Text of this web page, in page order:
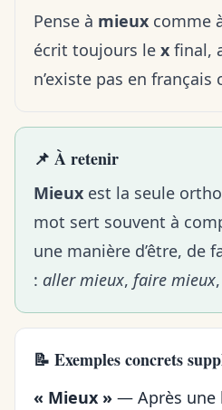
Pense à mieux comme
écrit toujours le x final,
n’existe pas en français
📌 À retenir
Mieux est la seule
mot sert souvent à
une manière d’être, de
: aller mieux, faire mieux,
📝 Exemples concrets
« Mieux » — Après une